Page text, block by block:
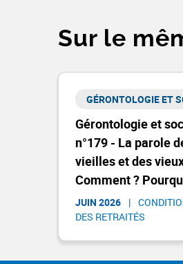
Sur le
Gérontologie et
n°179 - La parole
vieilles et des
Comment ?
GÉRONTOLOGIE ET
JUIN 2026 |
DES RETRAITÉS